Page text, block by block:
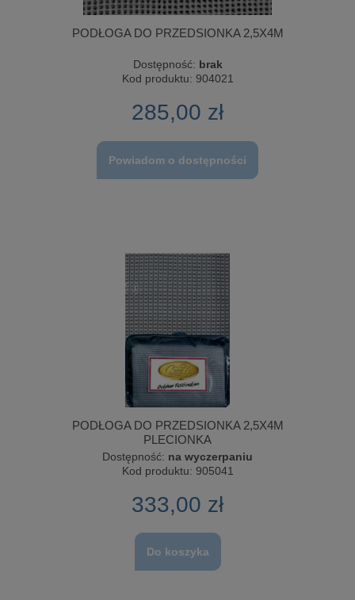
PODŁOGA DO PRZEDSIONKA 2,5X4M
Dostępność: brak
Kod produktu: 904021
285,00 zł
Powiadom o dostępności
PODŁOGA DO PRZEDSIONKA 2,5X4M
PLECIONKA
Dostępność: na wyczerpaniu
Kod produktu: 905041
333,00 zł
Do koszyka